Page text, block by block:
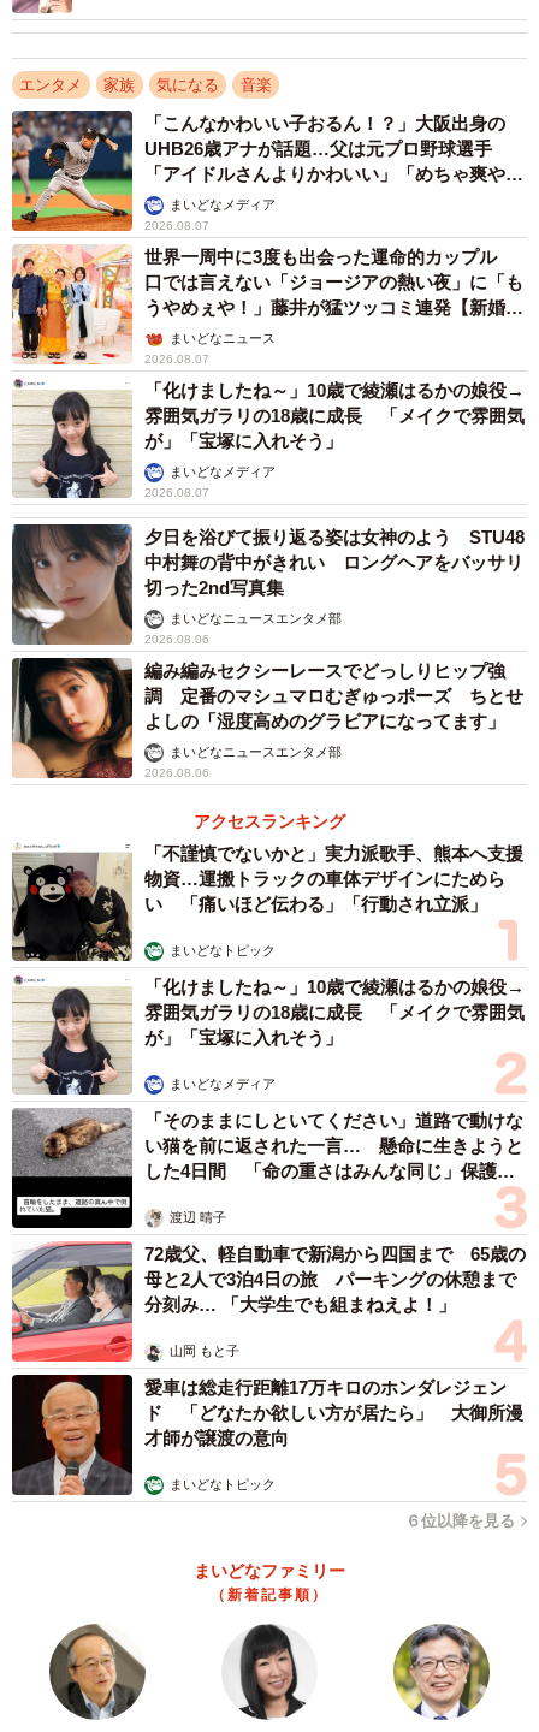
エンタメ 家族 気になる 音楽
「こんなかわいい子おるん！？」大阪出身の
UHB26歳アナが話題…父は元プロ野球選手
「アイドルさんよりかわいい」「めちゃ爽や
か」まいどなメディア
2026.08.07
世界一周中に3度も出会った運命的カップル
口では言えない「ジョージアの熱い夜」に「も
うやめぇや！」藤井が猛ツッコミ連発【新婚さ
ん】まいどなニュース
2026.08.07
「化けましたね～」10歳で綾瀬はるかの娘役→
雰囲気ガラリの18歳に成長 「メイクで雰囲気
が」「宝塚に入れそう」
まいどなメディア
2026.08.07
夕日を浴びて振り返る姿は女神のよう STU48
中村舞の背中がきれい ロングヘアをバッサリ
切った2nd写真集
まいどなニュースエンタメ部
2026.08.06
編み編みセクシーレースでどっしりヒップ強
調 定番のマシュマロむぎゅっポーズ ちとせ
よしの「湿度高めのグラビアになってます」
まいどなニュースエンタメ部
2026.08.06
アクセスランキング
「不謹慎でないかと」実力派歌手、熊本へ支援
物資…運搬トラックの車体デザインにためら
い 「痛いほど伝わる」「行動され立派」
まいどなトピック
「化けましたね～」10歳で綾瀬はるかの娘役→
雰囲気ガラリの18歳に成長 「メイクで雰囲気
が」「宝塚に入れそう」
まいどなメディア
「そのままにしといてください」道路で動けな
い猫を前に返された一言… 懸命に生きようと
した4日間 「命の重さはみんな同じ」保護団
渡辺 晴子
72歳父、軽自動車で新潟から四国まで 65歳の
母と2人で3泊4日の旅 パーキングの休憩まで
分刻み… 「大学生でも組まねえよ！」
山岡 もと子
愛車は総走行距離17万キロのホンダレジェン
ド 「どなたか欲しい方が居たら」 大御所漫
才師が譲渡の意向
まいどなトピック
６位以降を見る
まいどなファミリー
（新着記事順）